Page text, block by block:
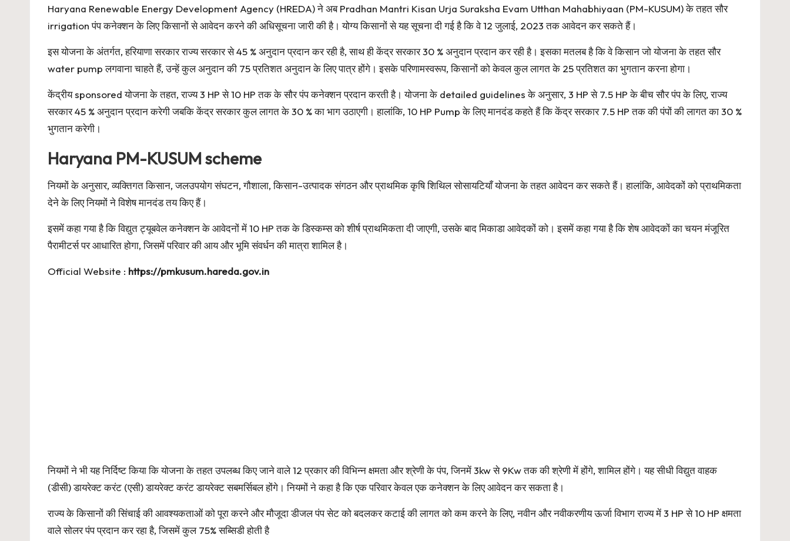
Haryana Renewable Energy Development Agency (HREDA) ने अब Pradhan Mantri Kisan Urja Suraksha Evam Utthan Mahabhiyaan (PM-KUSUM) के तहत सौर
irrigation पंप कनेक्शन के लिए किसानों से आवेदन करने की अधिसूचना जारी की है। योग्य किसानों से यह सूचना दी गई है कि वे 12 जुलाई, 2023 तक आवेदन कर सकते हैं।
इस योजना के अंतर्गत, हरियाणा सरकार राज्य सरकार से 45 % अनुदान प्रदान कर रही है, साथ ही केंद्र सरकार 30 % अनुदान प्रदान कर रही है। इसका मतलब है कि वे किसान जो योजना के तहत सौर
water pump लगवाना चाहते हैं, उन्हें कुल अनुदान की 75 प्रतिशत अनुदान के लिए पात्र होंगे। इसके परिणामस्वरूप, किसानों को केवल कुल लागत के 25 प्रतिशत का भुगतान करना होगा।
केंद्रीय sponsored योजना के तहत, राज्य 3 HP से 10 HP तक के सौर पंप कनेक्शन प्रदान करती है। योजना के detailed guidelines के अनुसार, 3 HP से 7.5 HP के बीच सौर पंप के लिए, राज्य
सरकार 45 % अनुदान प्रदान करेगी जबकि केंद्र सरकार कुल लागत के 30 % का भाग उठाएगी। हालांकि, 10 HP Pump के लिए मानदंड कहते हैं कि केंद्र सरकार 7.5 HP तक की पंपों की लागत का 30 %
भुगतान करेगी।
Haryana PM-KUSUM scheme
नियमों के अनुसार, व्यक्तिगत किसान, जलउपयोग संघटन, गौशाला, किसान-उत्पादक संगठन और प्राथमिक कृषि शिथिल सोसायटियाँ योजना के तहत आवेदन कर सकते हैं। हालांकि, आवेदकों को प्राथमिकता
देने के लिए नियमों ने विशेष मानदंड तय किए हैं।
इसमें कहा गया है कि विद्युत ट्यूबवेल कनेक्शन के आवेदनों में 10 HP तक के डिस्कम्स को शीर्ष प्राथमिकता दी जाएगी, उसके बाद मिकाडा आवेदकों को। इसमें कहा गया है कि शेष आवेदकों का चयन मंजूरित
पैरामीटर्स पर आधारित होगा, जिसमें परिवार की आय और भूमि संवर्धन की मात्रा शामिल है।
Official Website : https://pmkusum.hareda.gov.in
नियमों ने भी यह निर्दिष्ट किया कि योजना के तहत उपलब्ध किए जाने वाले 12 प्रकार की विभिन्न क्षमता और श्रेणी के पंप, जिनमें 3kw से 9Kw तक की श्रेणी में होंगे, शामिल होंगे। यह सीधी विद्युत वाहक
(डीसी) डायरेक्ट करंट (एसी) डायरेक्ट करंट डायरेक्ट सबमर्सिबल होंगे। नियमों ने कहा है कि एक परिवार केवल एक कनेक्शन के लिए आवेदन कर सकता है।
राज्य के किसानों की सिंचाई की आवश्यकताओं को पूरा करने और मौजूदा डीजल पंप सेट को बदलकर कटाई की लागत को कम करने के लिए, नवीन और नवीकरणीय ऊर्जा विभाग राज्य में 3 HP से 10 HP क्षमता
वाले सोलर पंप प्रदान कर रहा है, जिसमें कुल 75% सब्सिडी होती है